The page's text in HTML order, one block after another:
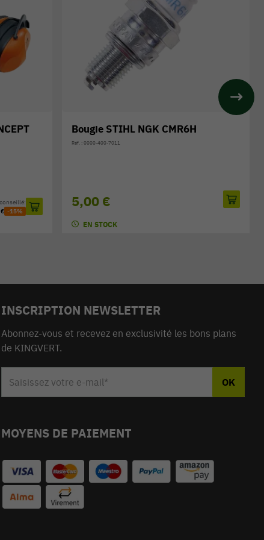
Buse plate coudée STIHL BG / SH
Réf. : 4241-708-6302
18,00 €
EN STOCK
INSCRIPTION NEWSLETTER
Abonnez-vous et recevez en exclusivité les bons plans
de KINGVERT.
MOYENS DE PAIEMENT